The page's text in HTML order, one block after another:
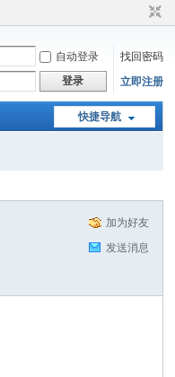
自动登录
找回密码
登录 立即注册
快捷导航
加为好友
发送消息